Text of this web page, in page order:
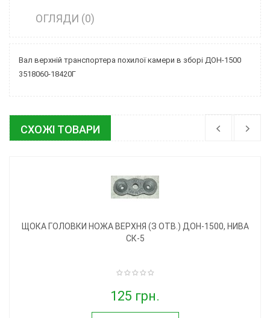
ОГЛЯДИ (0)
Вал верхній транспортера похилої камери в зборі ДОН-1500
3518060-18420Г
СХОЖІ ТОВАРИ
ЩОКА ГОЛОВКИ НОЖА ВЕРХНЯ (З ОТВ.) ДОН-1500, НИВА
СК-5
125 грн.